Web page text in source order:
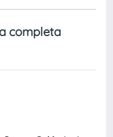
completa